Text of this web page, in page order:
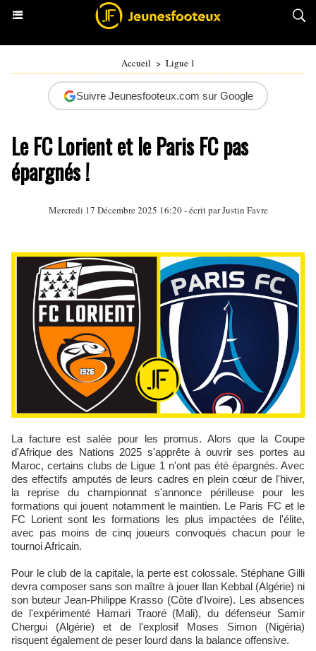
Accueil > Ligue 1
Suivre Jeunesfooteux.com sur Google
Le FC Lorient et le Paris FC pas
épargnés !
Mercredi 17 Décembre 2025 16:20 - écrit parJustin Favre
La facture est salée pour les promus. Alors que la Coupe
d'Afrique des Nations 2025 s'apprête à ouvrir ses portes au
Maroc, certains clubs de Ligue 1 n'ont pas été épargnés. Avec
des effectifs amputés de leurs cadres en plein cœur de l'hiver,
la reprise du championnat s'annonce périlleuse pour les
formations qui jouent notamment le maintien. Le Paris FC et le
FC Lorient sont les formations les plus impactées de l'élite,
avec pas moins de cinq joueurs convoqués chacun pour le
tournoi Africain.​
Pour le club de la capitale, la perte est colossale. Stéphane Gilli
devra composer sans son maître à jouer Ilan Kebbal (Algérie) ni
son buteur Jean-Philippe Krasso (Côte d'Ivoire). Les absences
de l'expérimenté Hamari Traoré (Mali), du défenseur Samir
Chergui (Algérie) et de l'explosif Moses Simon (Nigéria)
risquent également de peser lourd dans la balance offensive.